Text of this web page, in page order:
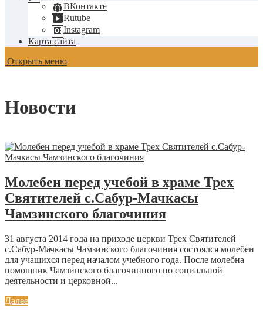
ВКонтакте
Rutube
Instagram
Карта сайта
Открыть меню
Новости
Молебен перед учебой в храме Трех
Святителей с.Сабур-Мачкасы
Чамзинского благочиния
31 августа 2014 года на приходе церкви Трех Святителей
с.Сабур-Мачкасы Чамзинского благочиния состоялся молебен
для учащихся перед началом учебного года. После молебна
помощник Чамзинского благочинного по социальной
деятельности и церковной...
Далее